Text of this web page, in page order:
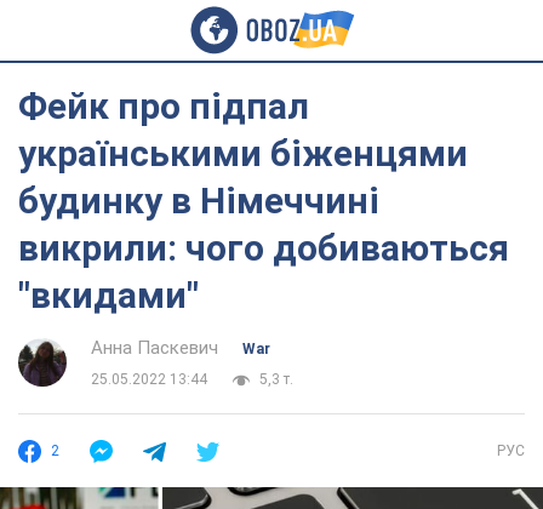
Фейк про підпал
українськими біженцями
будинку в Німеччині
викрили: чого добиваються
"вкидами"
Анна Паскевич
War
25.05.2022 13:44
5,3 т.
2 РУС